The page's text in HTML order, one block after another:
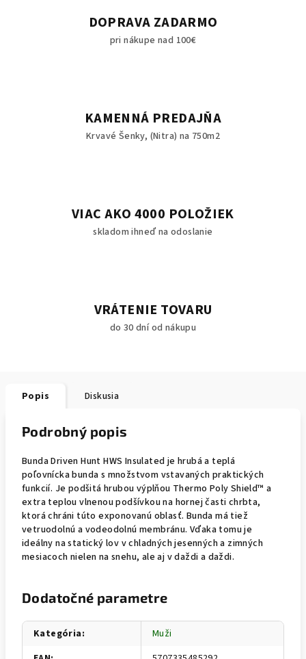
DOPRAVA ZADARMO
pri nákupe nad 100€
KAMENNÁ PREDAJŇA
Krvavé Šenky, (Nitra) na 750m2
VIAC AKO 4000 POLOŽIEK
skladom ihneď na odoslanie
VRÁTENIE TOVARU
do 30 dní od nákupu
Popis Diskusia
Podrobný popis
Bunda Driven Hunt HWS Insulated je hrubá a teplá
poľovnícka bunda s množstvom vstavaných praktických
funkcií. Je podšitá hrubou výplňou Thermo Poly Shield™ a
extra teplou vlnenou podšívkou na hornej časti chrbta,
ktorá chráni túto exponovanú oblasť. Bunda má tiež
vetruodolnú a vodeodolnú membránu. Vďaka tomu je
ideálny na statický lov v chladných jesenných a zimných
mesiacoch nielen na snehu, ale aj v daždi a daždi.
Dodatočné parametre
Kategória:
Muži